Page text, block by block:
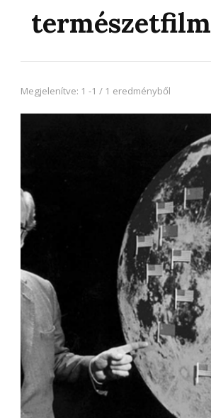
természetfilm
Megjelenítve: 1 -1 / 1 eredményből